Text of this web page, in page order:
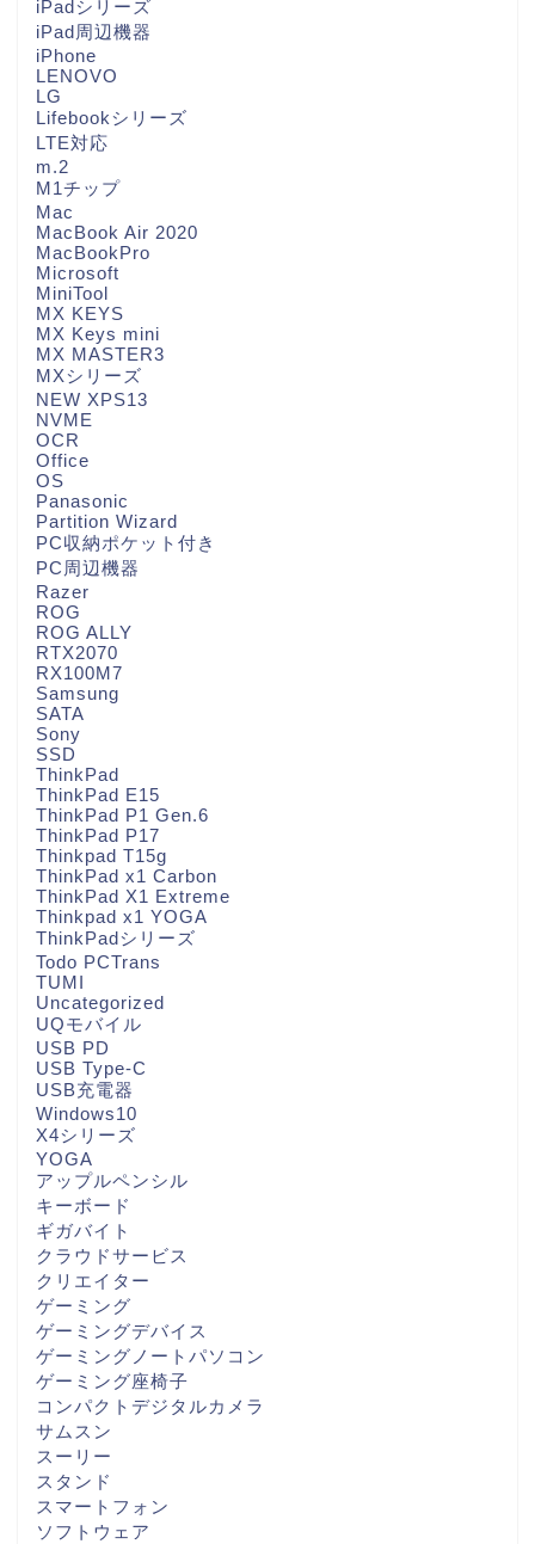
iPadシリーズ
iPad周辺機器
iPhone
LENOVO
LG
Lifebookシリーズ
LTE対応
m.2
M1チップ
Mac
MacBook Air 2020
MacBookPro
Microsoft
MiniTool
MX KEYS
MX Keys mini
MX MASTER3
MXシリーズ
NEW XPS13
NVME
OCR
Office
OS
Panasonic
Partition Wizard
PC収納ポケット付き
PC周辺機器
Razer
ROG
ROG ALLY
RTX2070
RX100M7
Samsung
SATA
Sony
SSD
ThinkPad
ThinkPad E15
ThinkPad P1 Gen.6
ThinkPad P17
Thinkpad T15g
ThinkPad x1 Carbon
ThinkPad X1 Extreme
Thinkpad x1 YOGA
ThinkPadシリーズ
Todo PCTrans
TUMI
Uncategorized
UQモバイル
USB PD
USB Type-C
USB充電器
Windows10
X4シリーズ
YOGA
アップルペンシル
キーボード
ギガバイト
クラウドサービス
クリエイター
ゲーミング
ゲーミングデバイス
ゲーミングノートパソコン
ゲーミング座椅子
コンパクトデジタルカメラ
サムスン
スーリー
スタンド
スマートフォン
ソフトウェア